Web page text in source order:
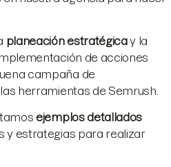
planeación estratégicay la
de acciones
campaña de
herramientas de Semrush.
ejemplos detallados
y estrategias para realizar